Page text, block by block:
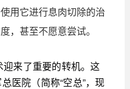
用它进行息肉切除的治
，甚至不愿意尝试。
来了重要的转机。这
医院（简称“空总”，现